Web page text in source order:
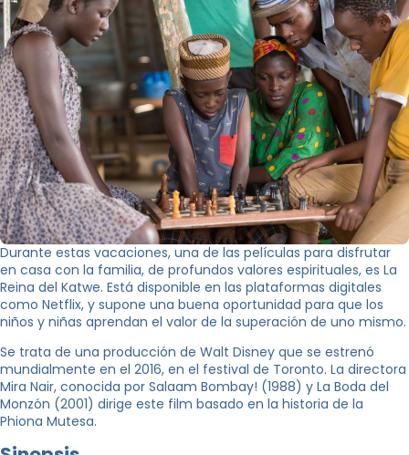
Durante estas vacaciones, una de las películas para disfrutar
en casa con la familia, de profundos valores espirituales, es La
Reina del Katwe. Está disponible en las plataformas digitales
como Netflix, y supone una buena oportunidad para que los
niños y niñas aprendan el valor de la superación de uno mismo.
Se trata de una producción de Walt Disney que se estrenó
mundialmente en el 2016, en el festival de Toronto. La directora
Mira Nair, conocida por Salaam Bombay! (1988) y La Boda del
Monzón (2001) dirige este film basado en la historia de la
Phiona Mutesa.